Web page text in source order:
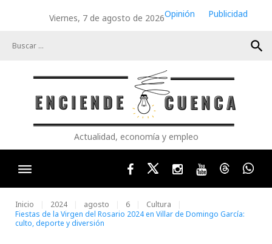
Viernes, 7 de agosto de 2026Opinión
Publicidad
search
Actualidad, economía y empleo
FacebookTwitterInstagram
YoutubeThreads
Inicio 2024 agosto 6
Cultura
Fiestas de la Virgen del Rosario 2024 en Villar de Domingo García:
culto, deporte y diversión